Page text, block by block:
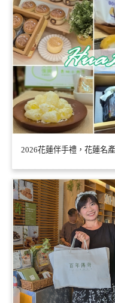
2026花蓮伴手禮，花蓮名